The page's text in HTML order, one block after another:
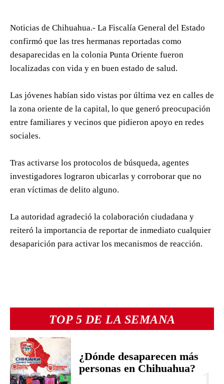
TOP 5 DE LA SEMANA
¿Dónde desaparecen más
personas en Chihuahua?
Noticias de Chihuahua.- La Fiscalía General del Estado
confirmó que las tres hermanas reportadas como
desaparecidas en la colonia Punta Oriente fueron
localizadas con vida y en buen estado de salud.
Las jóvenes habían sido vistas por última vez en calles de
la zona oriente de la capital, lo que generó preocupación
entre familiares y vecinos que pidieron apoyo en redes
sociales.
Tras activarse los protocolos de búsqueda, agentes
investigadores lograron ubicarlas y corroborar que no
eran víctimas de delito alguno.
La autoridad agradeció la colaboración ciudadana y
reiteró la importancia de reportar de inmediato cualquier
desaparición para activar los mecanismos de reacción.